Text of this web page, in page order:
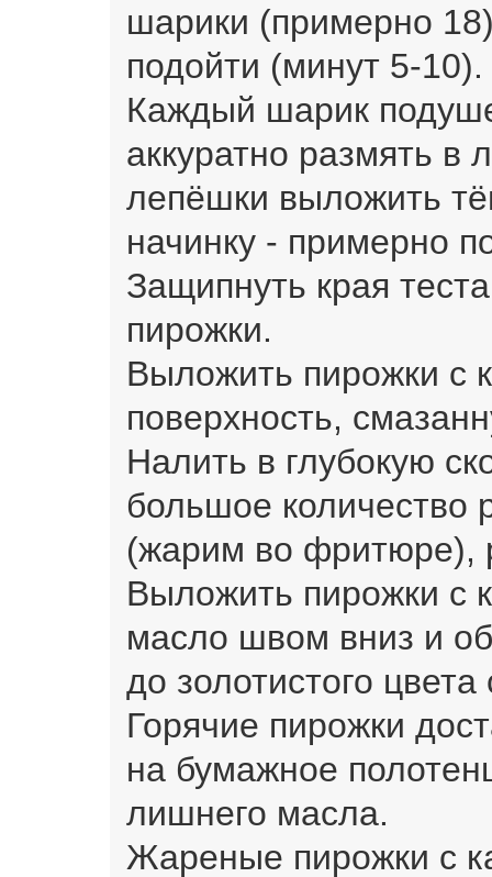
шарики (примерно
подойти (минут 5-10).
Каждый шарик
аккуратно размять в
лепёшки выложить
начинку - примерно
Защипнуть края
пирожки.
Выложить пирожки с
поверхность,
Налить в глубокую
большое количество
(жарим во фритюре),
Выложить пирожки с
масло швом вниз и
до золотистого цвета
Горячие пирожки
на бумажное
лишнего масла.
Жареные пирожки с